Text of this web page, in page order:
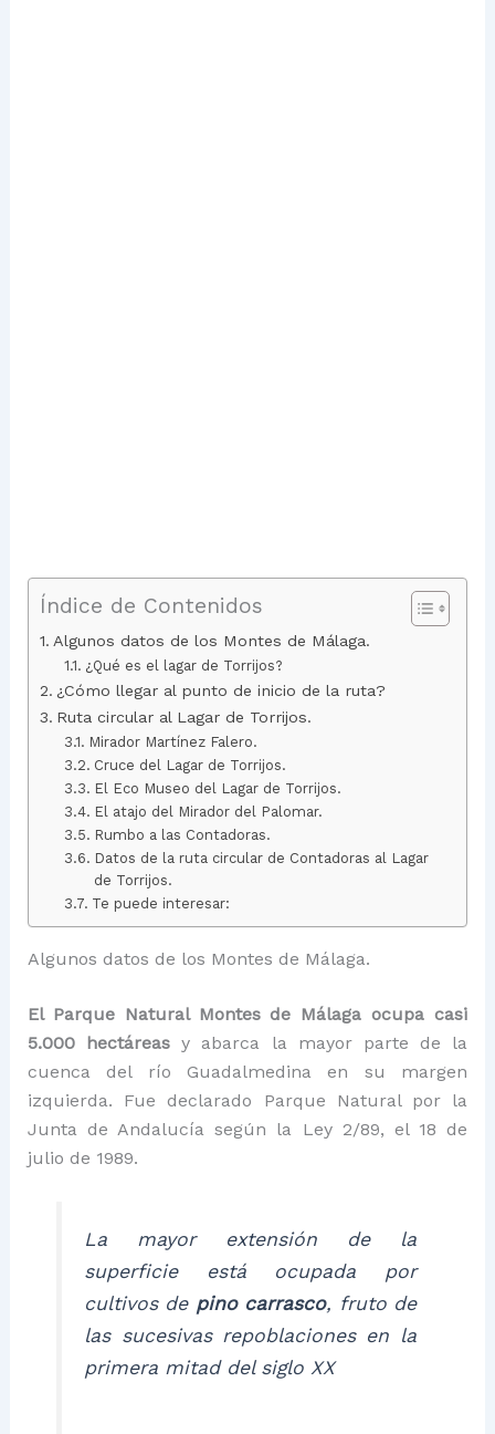
Índice de Contenidos
Algunos datos de los Montes de Málaga.
¿Qué es el lagar de Torrijos?
¿Cómo llegar al punto de inicio de la ruta?
Ruta circular al Lagar de Torrijos.
Mirador Martínez Falero.
Cruce del Lagar de Torrijos.
El Eco Museo del Lagar de Torrijos.
El atajo del Mirador del Palomar.
Rumbo a las Contadoras.
Datos de la ruta circular de Contadoras al Lagar
de Torrijos.
Te puede interesar:
Algunos datos de los Montes de Málaga.
El Parque Natural Montes de Málaga ocupa casi
5.000 hectáreasy abarca la mayor parte de la
cuenca del río Guadalmedina en su margen
izquierda. Fue declarado Parque Natural por la
Junta de Andalucía según la Ley 2/89, el 18 de
julio de 1989.
La mayor extensión de la
superficie está ocupada por
cultivos depino carrasco, fruto de
las sucesivas repoblaciones en la
primera mitad del siglo XX